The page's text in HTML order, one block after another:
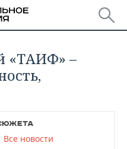
«ТАИФ» –
Все новости